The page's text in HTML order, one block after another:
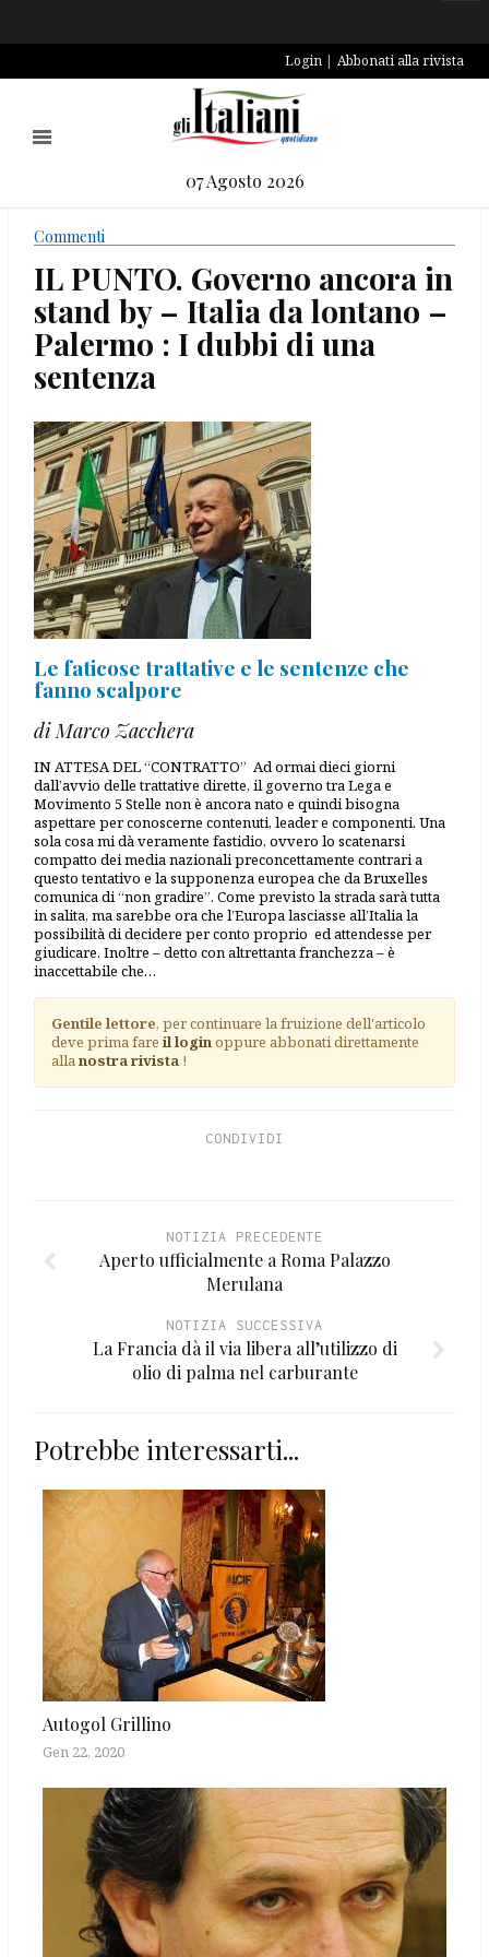
Login Abbonati alla rivista
07 Agosto 2026
Commenti
IL PUNTO. Governo ancora in
stand by – Italia da lontano –
Palermo : I dubbi di una
sentenza
Le faticose trattative e le sentenze che
fanno scalpore
di Marco Zacchera
IN ATTESA DEL “CONTRATTO” Ad ormai dieci giorni
dall’avvio delle trattative dirette, il governo tra Lega e
Movimento 5 Stelle non è ancora nato e quindi bisogna
aspettare per conoscerne contenuti, leader e componenti. Una
sola cosa mi dà veramente fastidio, ovvero lo scatenarsi
compatto dei media nazionali preconcettamente contrari a
questo tentativo e la supponenza europea che da Bruxelles
comunica di “non gradire”. Come previsto la strada sarà tutta
in salita, ma sarebbe ora che l’Europa lasciasse all’Italia la
possibilità di decidere per conto proprio ed attendesse per
giudicare. Inoltre – detto con altrettanta franchezza – è
inaccettabile che…
Gentile lettore, per continuare la fruizione dell'articolo
deve prima fare il loginoppure abbonati direttamente
allanostra rivista !
CONDIVIDI
NOTIZIA PRECEDENTE
Aperto ufficialmente a Roma Palazzo
Merulana
NOTIZIA SUCCESSIVA
La Francia dà il via libera all’utilizzo di
olio di palma nel carburante
Potrebbe interessarti...
Autogol Grillino
Gen 22, 2020